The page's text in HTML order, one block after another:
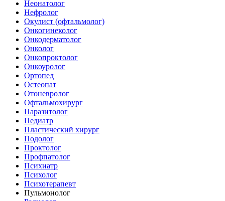
Неонатолог
Нефролог
Окулист (офтальмолог)
Онкогинеколог
Онкодерматолог
Онколог
Онкопроктолог
Онкоуролог
Ортопед
Остеопат
Отоневролог
Офтальмохирург
Паразитолог
Педиатр
Пластический хирург
Подолог
Проктолог
Профпатолог
Психиатр
Психолог
Психотерапевт
Пульмонолог